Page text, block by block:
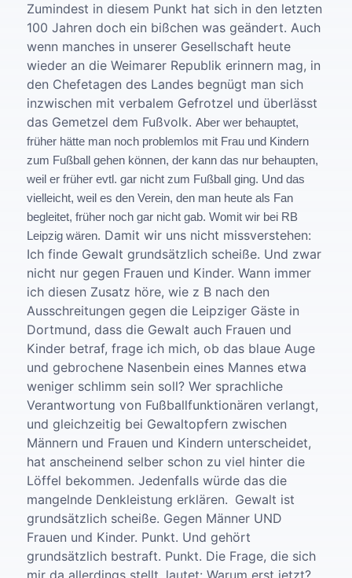
Zumindest in diesem Punkt hat sich in den letzten
100 Jahren doch ein bißchen was geändert. Auch
wenn manches in unserer Gesellschaft heute
wieder an die Weimarer Republik erinnern mag, in
den Chefetagen des Landes begnügt man sich
inzwischen mit verbalem Gefrotzel und überlässt
das Gemetzel dem Fußvolk. Aber wer behauptet,
früher hätte man noch problemlos mit Frau und Kindern
zum Fußball gehen können, der kann das nur behaupten,
weil er früher evtl. gar nicht zum Fußball ging. Und das
vielleicht, weil es den Verein, den man heute als Fan
begleitet, früher noch gar nicht gab. Womit wir bei RB
Leipzig wären. Damit wir uns nicht missverstehen:
Ich finde Gewalt grundsätzlich scheiße. Und zwar
nicht nur gegen Frauen und Kinder. Wann immer
ich diesen Zusatz höre, wie z B nach den
Ausschreitungen gegen die Leipziger Gäste in
Dortmund, dass die Gewalt auch Frauen und
Kinder betraf, frage ich mich, ob das blaue Auge
und gebrochene Nasenbein eines Mannes etwa
weniger schlimm sein soll? Wer sprachliche
Verantwortung von Fußballfunktionären verlangt,
und gleichzeitig bei Gewaltopfern zwischen
Männern und Frauen und Kindern unterscheidet,
hat anscheinend selber schon zu viel hinter die
Löffel bekommen. Jedenfalls würde das die
mangelnde Denkleistung erklären. Gewalt ist
grundsätzlich scheiße. Gegen Männer UND
Frauen und Kinder. Punkt. Und gehört
grundsätzlich bestraft. Punkt. Die Frage, die sich